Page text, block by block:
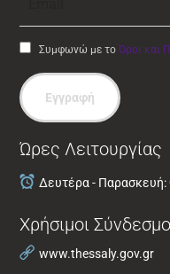
Συμφωνώ με τοΌροι και
Εγγραφή
Ώρες Λειτουργίας
Δευτέρα - Παρασκευή:
Χρήσιμοι
www.thessaly.gov.gr